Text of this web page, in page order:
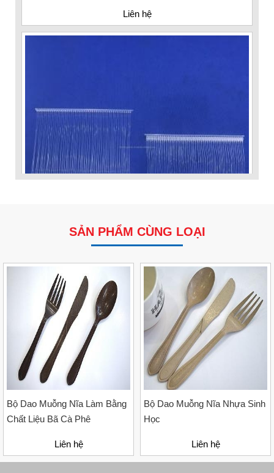
Treo Nhãn Mác
Liên hệ
SẢN PHẨM CÙNG LOẠI
Bộ Dao Muỗng Nĩa Làm Bằng
Chất Liệu Bã Cà Phê
Liên hệ
Bộ Dao Muỗng Nĩa Nhựa Sinh
Học
Liên hệ